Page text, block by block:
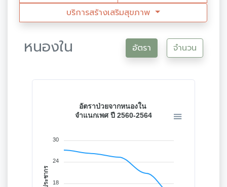
บริการสร้างเสริมสุขภาพ
หนองใน อัตรา จำนวน